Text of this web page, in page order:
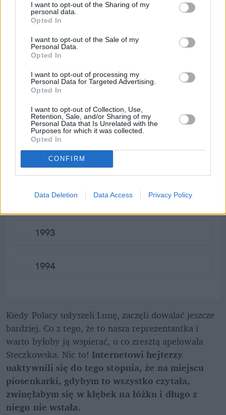
I want to opt-out of the Sharing of my
personal data.
Opted In
I want to opt-out of the Sale of my
Personal Data.
Opted In
I want to opt-out of processing my
Personal Data for Targeted Advertising.
Opted In
I want to opt-out of Collection, Use,
Retention, Sale, and/or Sharing of my
Personal Data that Is Unrelated with the
Purposes for which it was collected.
Opted In
CONFIRM
Data Deletion Data Access Privacy Policy
wprost, najlepsze. 24-latka nie ma najbardziej
imponującego wokalu, nie radzi sobie też za dobrze
jej się we znaki trema, ekscytacja i wrodzona
energia. Słowem, śpiewała nieczysto, szczególnie
w Londynie, gdy zachorowała.
20W którym roku Polska
zadebiutowała w Konkursie Piosenki
Eurowizji?
Fot. Wikimedia Commons / Martin Fjellanger
1992
1993
1994
Kiedy Polacy usłyszeli Lunę, zaczęli dowalać jeszcze
bardziej. Co z tego, że to nasza reprezentantka i
warto byłoby ją wspierać, o co zresztą apelowała
Steczkowska. Nic to! Internetowi hejterzy
uaktywnili się do tego stopnia, że na miejscu
piosenkarki, gdybym to wszystko czytała,
zwinęłabym się w kłębek na łóżku i długo z
niego nie wstała.